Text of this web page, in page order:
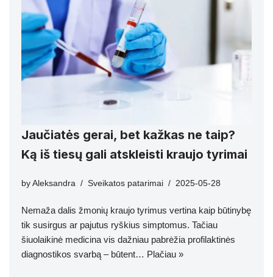
Jaučiatės gerai, bet kažkas ne taip?
Ką iš tiesų gali atskleisti kraujo tyrimai
by Aleksandra Sveikatos patarimai 2025-05-28
Nemaža dalis žmonių kraujo tyrimus vertina kaip būtinybę
tik susirgus ar pajutus ryškius simptomus. Tačiau
šiuolaikinė medicina vis dažniau pabrėžia profilaktinės
diagnostikos svarbą – būtent… Plačiau »